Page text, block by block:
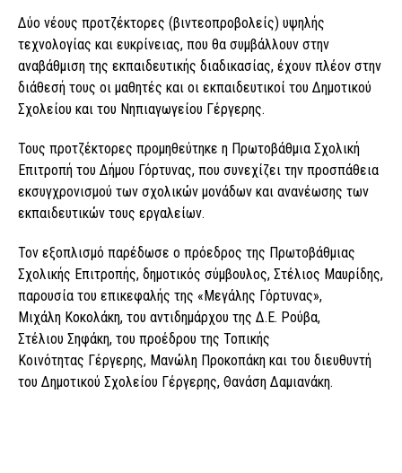
Δύο νέους προτζέκτορες (βιντεοπροβολείς) υψηλής
τεχνολογίας και ευκρίνειας, που θα συμβάλλουν στην
αναβάθμιση της εκπαιδευτικής διαδικασίας, έχουν πλέον στην
διάθεσή τους οι μαθητές και οι εκπαιδευτικοί του Δημοτικού
Σχολείου και του Νηπιαγωγείου Γέργερης.
Τους προτζέκτορες προμηθεύτηκε η Πρωτοβάθμια Σχολική
Επιτροπή του Δήμου Γόρτυνας, που συνεχίζει την προσπάθεια
εκσυγχρονισμού των σχολικών μονάδων και ανανέωσης των
εκπαιδευτικών τους εργαλείων.
Τον εξοπλισμό παρέδωσε ο πρόεδρος της Πρωτοβάθμιας
Σχολικής Επιτροπής, δημοτικός σύμβουλος, Στέλιος Μαυρίδης,
παρουσία του επικεφαλής της «Μεγάλης Γόρτυνας»,
Μιχάλη Κοκολάκη, του αντιδημάρχου της Δ.Ε. Ρούβα,
Στέλιου Σηφάκη, του προέδρου της Τοπικής
Κοινότητας Γέργερης, Μανώλη Προκοπάκη και του διευθυντή
του Δημοτικού Σχολείου Γέργερης, Θανάση Δαμιανάκη.